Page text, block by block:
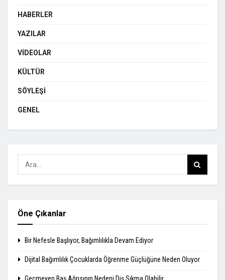
HABERLER
YAZILAR
VIDEOLAR
KÜLTÜR
SÖYLEŞI
GENEL
Öne Çıkanlar
Bir Nefesle Başlıyor, Bağımlılıkla Devam Ediyor
Dijital Bağımlılık Çocuklarda Öğrenme Güçlüğüne Neden Oluyor
Geçmeyen Baş Ağrısının Nedeni Diş Sıkma Olabilir